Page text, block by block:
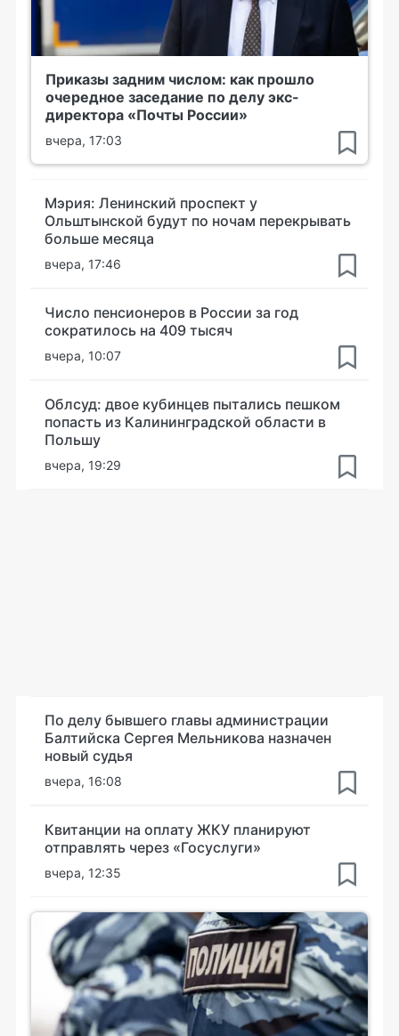
Приказы задним числом: как прошло
очередное заседание по делу экс-
директора «Почты России»
вчера, 17:03
Мэрия: Ленинский проспект у
Ольштынской будут по ночам перекрывать
больше месяца
вчера, 17:46
Число пенсионеров в России за год
сократилось на 409 тысяч
вчера, 10:07
Облсуд: двое кубинцев пытались пешком
попасть из Калининградской области в
Польшу
вчера, 19:29
По делу бывшего главы администрации
Балтийска Сергея Мельникова назначен
новый судья
вчера, 16:08
Квитанции на оплату ЖКУ планируют
отправлять через «Госуслуги»
вчера, 12:35